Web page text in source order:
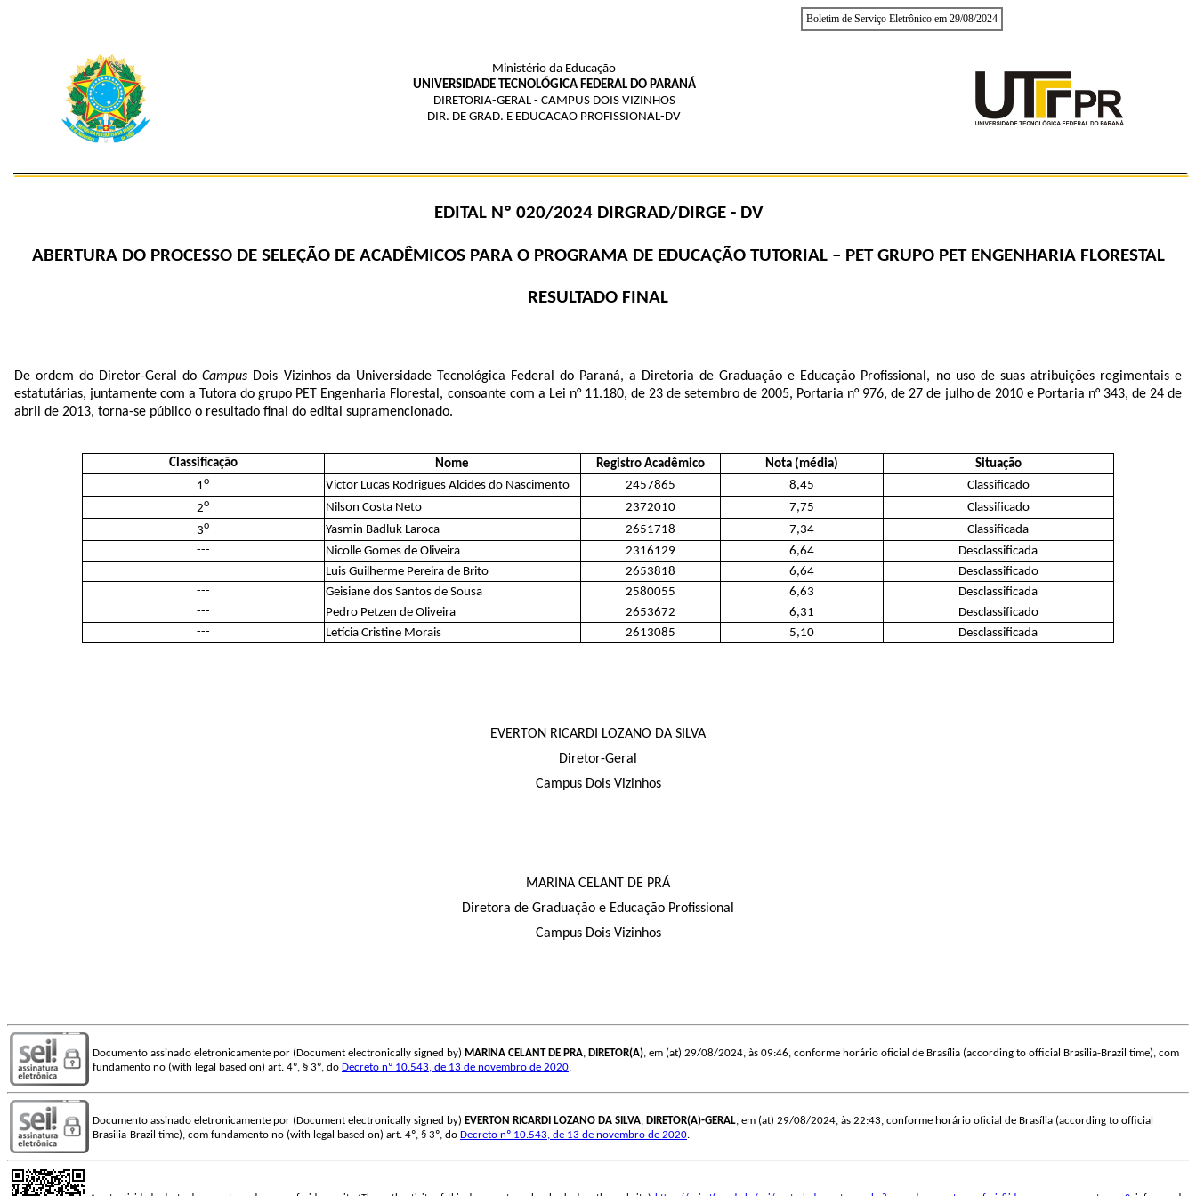
Boletim de Serviço Eletrônico em 29/08/2024
Ministério da Educação
UNIVERSIDADE TECNOLÓGICA FEDERAL DO PARANÁ
DIRETORIA-GERAL - CAMPUS DOIS VIZINHOS
DIR. DE GRAD. E EDUCACAO PROFISSIONAL-DV
EDITAL Nº 020/2024DIRGRAD/DIRGE - DV
ABERTURA DO PROCESSO DE SELEÇÃO DE ACADÊMICOS PARA O PROGRAMA DE EDUCAÇÃO TUTORIAL – PET GRUPO PET ENGENHARIA FLORESTAL
RESULTADO FINAL
De ordem do Diretor-Geral do Campus Dois Vizinhos da Universidade Tecnológica Federal do Paraná, a Diretoria de Graduação e Educação Profissional, no uso de suas atribuições regimentais e
estatutárias, juntamente com a Tutora do grupo PET Engenharia Florestal, consoante com a Lei n° 11.180, de 23 de setembro de 2005, Portaria n° 976, de 27 de julho de 2010 e Portaria n° 343, de 24 de
abril de 2013, torna-se público o resultado final do edital supramencionado.
Classificação Nome Registro Acadêmico Nota (média)
Situação
1o Victor Lucas Rodrigues Alcides do Nascimento 2457865 8,45
Classificado
2o Nilson Costa Neto 2372010 7,75
Classificado
3o Yasmin Badluk Laroca 2651718 7,34
Classificada
---
Nicolle Gomes de Oliveira 2316129 6,64
Desclassificada
---
Luis Guilherme Pereira de Brito 2653818 6,64
Desclassificado
---
Geisiane dos Santos de Sousa 2580055 6,63
Desclassificada
---
Pedro Petzen de Oliveira 2653672 6,31
Desclassificado
---
Letícia Cristine Morais 2613085 5,10 Desclassificada
EVERTON RICARDI LOZANO DA SILVA
Diretor-Geral
Campus Dois Vizinhos
MARINA CELANT DE PRÁ
Diretora de Graduação e Educação Profissional
Campus Dois Vizinhos
Documento assinado eletronicamente por (Document electronically signed by) MARINA CELANT DE PRA, DIRETOR(A), em (at) 29/08/2024, às 09:46, conforme horário oficial de Brasília (according to official Brasilia-Brazil time), com
fundamento no (with legal based on) art. 4º, § 3º, do Decreto nº 10.543, de 13 de novembro de 2020.
Documento assinado eletronicamente por (Document electronically signed by) EVERTON RICARDI LOZANO DA SILVA, DIRETOR(A)-GERAL, em (at) 29/08/2024, às 22:43, conforme horário oficial de Brasília (according to official
Brasilia-Brazil time), com fundamento no (with legal based on) art. 4º, § 3º, do Decreto nº 10.543, de 13 de novembro de 2020.